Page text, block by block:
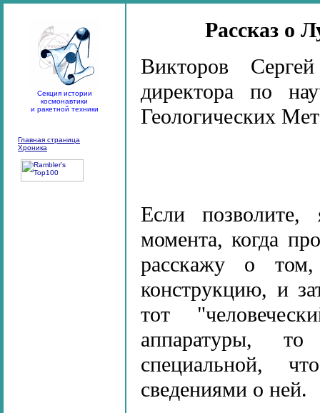
Секция истории
космонавтики
и ракетной техники
Главная страница
Хроника
Рассказ о
Викторов
директора по
Геологических
Если
момента, когда
расскажу о
конструкцию, и
тот
аппаратуры,
специальной,
сведениями о ней.